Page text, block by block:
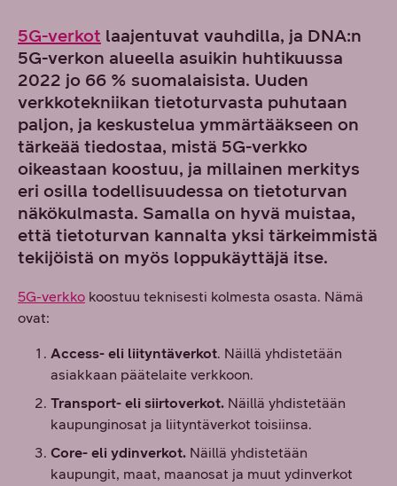
5G-verkot laajentuvat vauhdilla, ja DNA:n
5G-verkon alueella asuikin huhtikuussa
2022 jo 66 % suomalaisista. Uuden
verkkotekniikan tietoturvasta puhutaan
paljon, ja keskustelua ymmärtääkseen on
tärkeää tiedostaa, mistä 5G-verkko
oikeastaan koostuu, ja millainen merkitys
eri osilla todellisuudessa on tietoturvan
näkökulmasta. Samalla on hyvä muistaa,
että tietoturvan kannalta yksi tärkeimmistä
tekijöistä on myös loppukäyttäjä itse.
5G-verkko koostuu teknisesti kolmesta osasta. Nämä
ovat:
Access- eli liityntäverkot. Näillä yhdistetään
asiakkaan päätelaite verkkoon.
Transport- eli siirtoverkot.Näillä yhdistetään
kaupunginosat ja liityntäverkot toisiinsa.
Core- eli ydinverkot.Näillä yhdistetään
kaupungit, maat, maanosat ja muut ydinverkot